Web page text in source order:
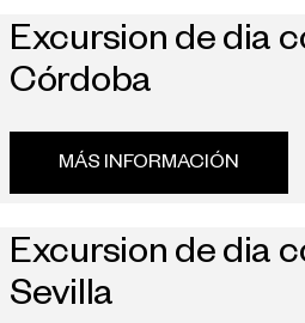
Excursion de dia
Córdoba
MÁS INFORMACIÓN
Excursion de dia
Sevilla